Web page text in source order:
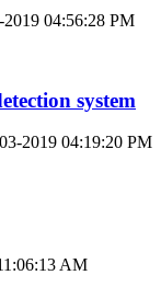
2019 04:56:28 PM
system
2019 04:19:20 PM
AM